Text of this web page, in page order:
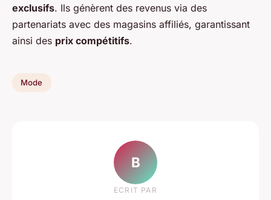
exclusifs. Ils génèrent des revenus via des
partenariats avec des magasins affiliés, garantissant
ainsi des prix compétitifs.
Mode
B
ECRIT PAR